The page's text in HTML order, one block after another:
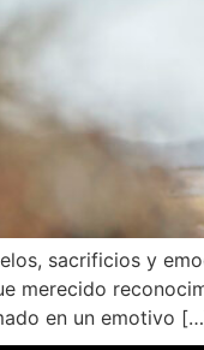
sacrificios y
merecido
en un emotivo